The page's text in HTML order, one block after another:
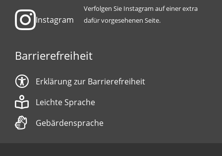
Instagram
Verfolgen Sie Instagram auf einer extra
dafür vorgesehenen Seite.
Barrierefreiheit
Erklärung zur Barrierefreiheit
Leichte Sprache
Gebärdensprache